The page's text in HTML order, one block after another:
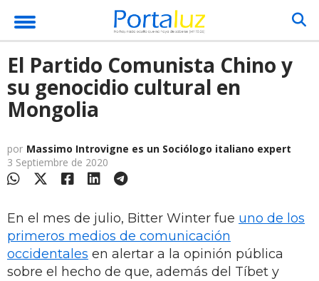
El Partido Comunista Chino y
su genocidio cultural en
Mongolia
por Massimo Introvigne es un Sociólogo italiano expert
3 Septiembre de 2020
En el mes de julio, Bitter Winter fue uno de los
primeros medios de comunicación
occidentales en alertar a la opinión pública
sobre el hecho de que, además del Tíbet y